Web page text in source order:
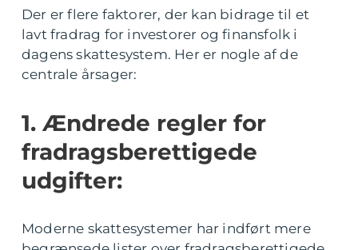
Der er flere faktorer, der kan bidrage til et
lavt fradrag for investorer og finansfolk i
dagens skattesystem. Her er nogle af de
centrale årsager:
1. Ændrede regler for
fradragsberettigede
udgifter:
Moderne skattesystemer har indført mere